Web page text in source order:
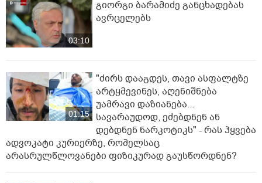
03:10
გიორგი ბარამიძე განცხადებას
ავრცელებს
01:15
"ძირს დააგდეს, თავი ასფალტზე
არტყმევინეს, აღენიშნება
უამრავი დაზიანება...
სავარაუდოდ, ეძებდნენ ან
დებდნენ ნარკოტიკს" - რას ჰყვება
ადვოკატი კურიერზე, რომელსაც
არასრულწლოვანები ფიზიკურად გაუსწორდნენ?